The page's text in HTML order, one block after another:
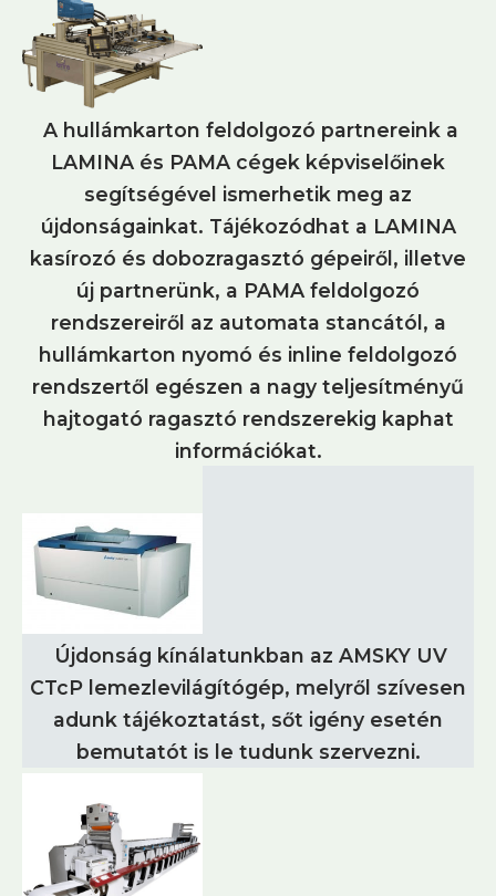
A hullámkarton feldolgozó partnereink a
LAMINA és PAMA cégek képviselőinek
segítségével ismerhetik meg az
újdonságainkat. Tájékozódhat a LAMINA
kasírozó és dobozragasztó gépeiről, illetve
új partnerünk, a PAMA feldolgozó
rendszereiről az automata stancától, a
hullámkarton nyomó és inline feldolgozó
rendszertől egészen a nagy teljesítményű
hajtogató ragasztó rendszerekig kaphat
információkat.
Újdonság kínálatunkban az AMSKY UV
CTcP lemezlevilágítógép, melyről szívesen
adunk tájékoztatást, sőt igény esetén
bemutatót is le tudunk szervezni.